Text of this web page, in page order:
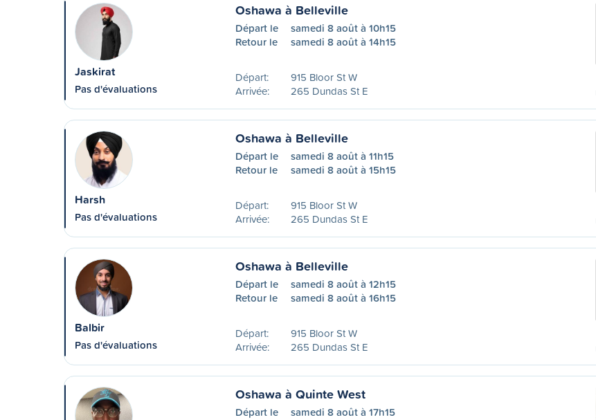
Jaskirat
Pas d'évaluations
Oshawa à Belleville
Départ le
samedi 8 août à 10h15
Retour le
samedi 8 août à 14h15
Départ:
915 Bloor St W
Arrivée:
265 Dundas St E
Harsh
Pas d'évaluations
Oshawa à Belleville
Départ le
samedi 8 août à 11h15
Retour le
samedi 8 août à 15h15
Départ:
915 Bloor St W
Arrivée:
265 Dundas St E
Balbir
Pas d'évaluations
Oshawa à Belleville
Départ le
samedi 8 août à 12h15
Retour le
samedi 8 août à 16h15
Départ:
915 Bloor St W
Arrivée:
265 Dundas St E
Oshawa à Quinte West
Départ le samedi 8 août à 17h15